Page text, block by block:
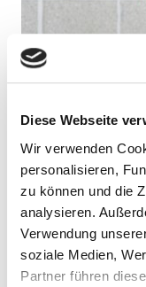
Diese Webseite
Wir verwenden
personalisieren,
zu können und die
analysieren.
Verwendung
soziale Medien,
Partner führen